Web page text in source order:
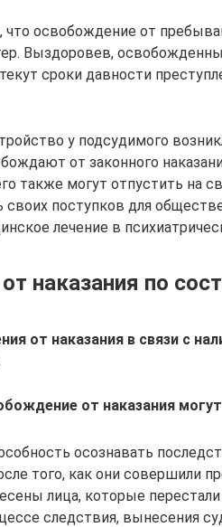
освобождение от
Выздоровев,
сроки давности
у подсудимого
от законного
также могут отпустить на
поступков для
лечение в
наказания по
от наказания в связи с
от наказания
осознавать
того, как они совершили
лица, которые
следствия, вынесения